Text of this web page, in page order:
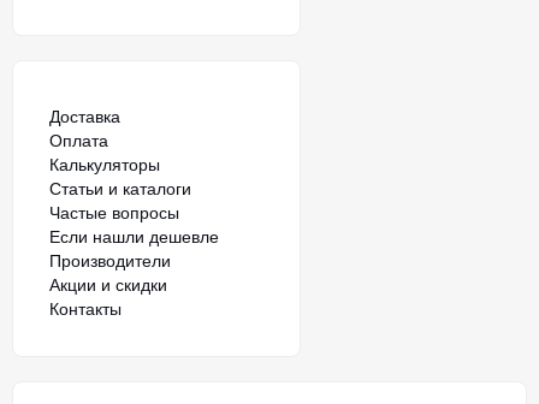
Доставка
Оплата
Калькуляторы
Статьи и каталоги
Частые вопросы
Если нашли дешевле
Производители
Акции и скидки
Контакты